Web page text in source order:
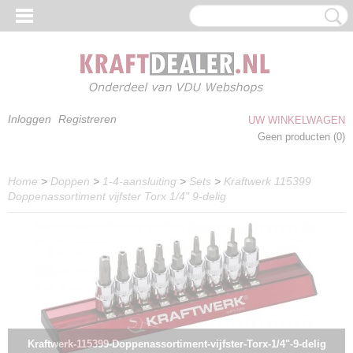
Inloggen Registreren
UW WINKELWAGEN
Geen producten (0)
Home > Doppen > 1-4-aansluiting > Sets > Kraftwerk 115399
Doppenassortiment vijfster Torx 1/4" 9-delig
Kraftwerk-115399-Doppenassortiment-vijfster-Torx-1/4"-9-delig